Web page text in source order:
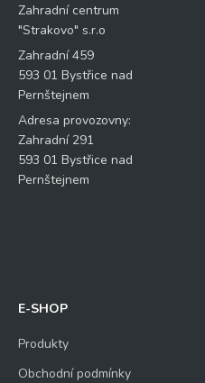
Zahradní centrum
"Strakovo" s.r.o
Zahradní 459
593 01 Bystřice nad
Pernštejnem
Adresa provozovny:
Zahradní 291
593 01 Bystřice nad
Pernštejnem
E-SHOP
Produkty
Obchodní podmínky